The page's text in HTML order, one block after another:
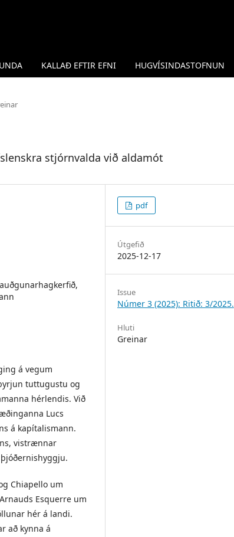
KALLAÐ EFTIR EFNI HUGVÍSINDASTOFNUN
stjórnvalda við aldamót
á vegum
tuttugustu og
hérlendis. Við
Lucs
á kapítalismann.
vistrænnar
Chiapello um
Esquerre um
hér á landi.
að kynna á
pdf
Útgefið
2025-12-17
Issue
Númer 3 (2025): Ritið: 3/2025.
Hluti
Greinar